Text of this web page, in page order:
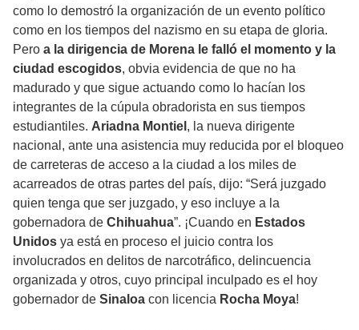
como lo demostró la organización de un evento político
como en los tiempos del nazismo en su etapa de gloria.
Pero a la dirigencia de Morena le falló el momento y la
ciudad escogidos, obvia evidencia de que no ha
madurado y que sigue actuando como lo hacían los
integrantes de la cúpula obradorista en sus tiempos
estudiantiles. Ariadna Montiel , la nueva dirigente
nacional, ante una asistencia muy reducida por el bloqueo
de carreteras de acceso a la ciudad a los miles de
acarreados de otras partes del país, dijo: “Será juzgado
quien tenga que ser juzgado, y eso incluye a la
gobernadora de Chihuahua”. ¡Cuando en Estados
Unidos ya está en proceso el juicio contra los
involucrados en delitos de narcotráfico, delincuencia
organizada y otros, cuyo principal inculpado es el hoy
gobernador de Sinaloa con licencia Rocha Moya!